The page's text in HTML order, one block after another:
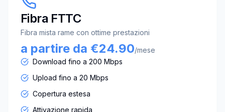
Fibra FTTC
Fibra mista rame con ottime prestazioni
a partire da €24.90/mese
Download fino a 200 Mbps
Upload fino a 20 Mbps
Copertura estesa
Attivazione rapida